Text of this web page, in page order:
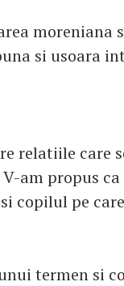
moreniana
si usoara
relatiile care
am propus
copilul pe
termen si